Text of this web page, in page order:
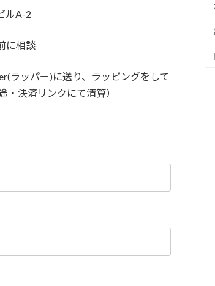
ルA-2
に相談
ラッパー)に送り、ラッピングをして
決済リンクにて清算）